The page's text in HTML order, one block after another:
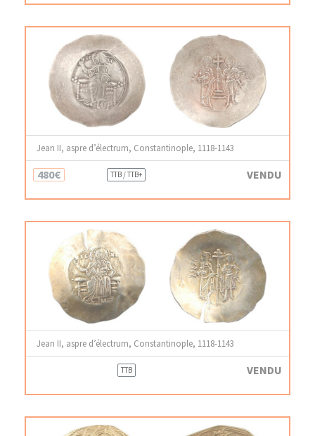
Jean II, aspre d’électrum, Constantinople, 1118-1143
480€ TTB / TTB+ VENDU
Jean II, aspre d’électrum, Constantinople, 1118-1143
TTB VENDU